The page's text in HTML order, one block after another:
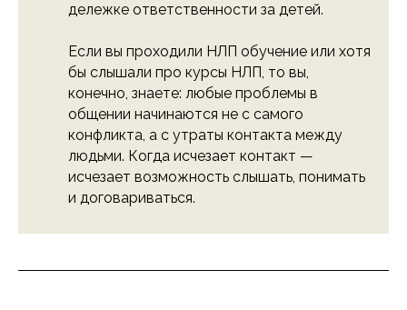
дележке ответственности за детей.
Если вы проходили НЛП обучение или хотя
бы слышали про курсы НЛП, то вы,
конечно, знаете: любые проблемы в
общении начинаются не с самого
конфликта, а с утраты контакта между
людьми. Когда исчезает контакт —
исчезает возможность слышать, понимать
и договариваться.